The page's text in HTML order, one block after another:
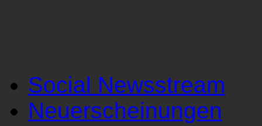
Social Newsstream
Neuerscheinungen